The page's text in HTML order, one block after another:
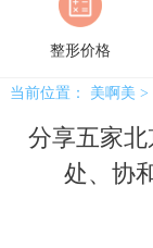
整形价格
当前位置： 美啊美 >
分享五家
处、协